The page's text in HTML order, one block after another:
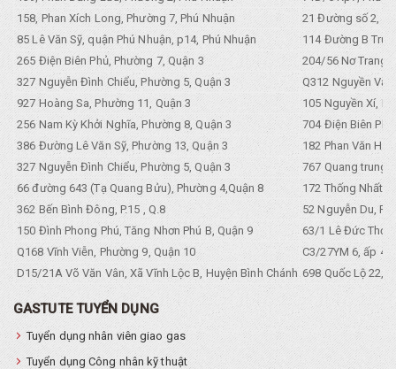
158, Phan Xích Long, Phường 7, Phú Nhuận
21 Đường số 2,
85 Lê Văn Sỹ, quận Phú Nhuận, p14, Phú Nhuận
114 Đường B
265 Điện Biên Phủ, Phường 7, Quận 3
204/56 Nơ Trang
327 Nguyễn Đình Chiểu, Phường 5, Quận 3
Q312 Nguyền
927 Hoàng Sa, Phường 11, Quận 3
105 Nguyền Xí,
256 Nam Kỳ Khởi Nghĩa, Phường 8, Quận 3
704 Điện Biên
386 Đường Lê Văn Sỹ, Phường 13, Quận 3
182 Phan Văn
327 Nguyễn Đình Chiểu, Phường 5, Quận 3
767 Quang trung,
66 đường 643 (Tạ Quang Bửu), Phường 4,Quận 8
172 Thống Nhất.
362 Bến Bình Đông, P.15 , Q.8
52 Nguyễn Du,
150 Đình Phong Phú, Tăng Nhơn Phú B, Quận 9
63/1 Lê Đức Thọ,
Q168 Vĩnh Viễn, Phường 9, Quận 10
C3/27YM 6, ấp 4,
D15/21A Võ Văn Vân, Xã Vĩnh Lộc B, Huyện Bình Chánh 698 Quốc Lộ 22,
GASTUTE TUYỂN DỤNG
Tuyển dụng nhân viên giao gas
Tuyển dụng Công nhân kỹ thuật